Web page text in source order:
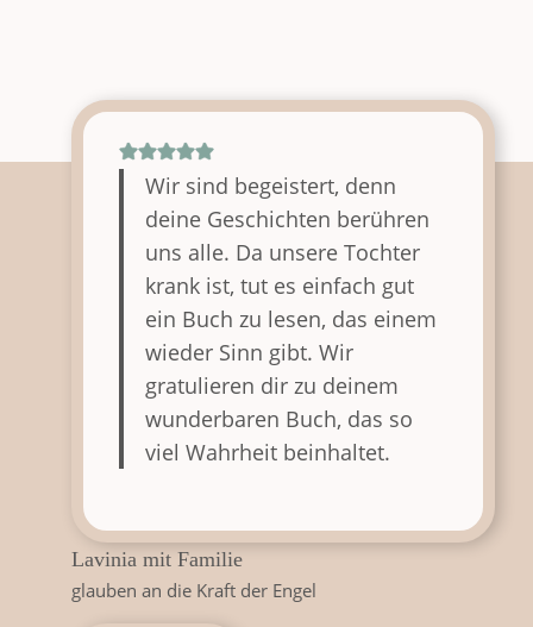
Wir sind begeistert, denn
deine Geschichten berühren
uns alle. Da unsere Tochter
krank ist, tut es einfach gut
ein Buch zu lesen, das einem
wieder Sinn gibt. Wir
gratulieren dir zu deinem
wunderbaren Buch, das so
viel Wahrheit beinhaltet.
Lavinia mit Familie
glauben an die Kraft der Engel